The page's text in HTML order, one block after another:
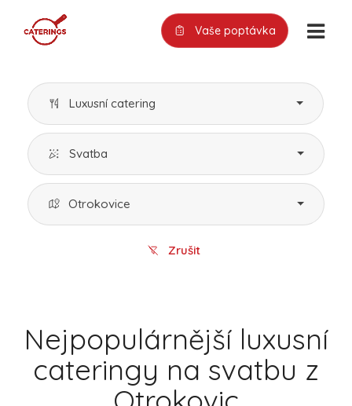
Vaše poptávka
Luxusní catering
Svatba
Otrokovice
Zrušit
Nejpopulárnější luxusní
cateringy na svatbu z